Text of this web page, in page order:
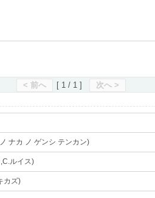
< 前へ [ 1 / 1 ] 次へ >
ナカ ノ ゲンシ テンカン)
ルイス)
カズ)